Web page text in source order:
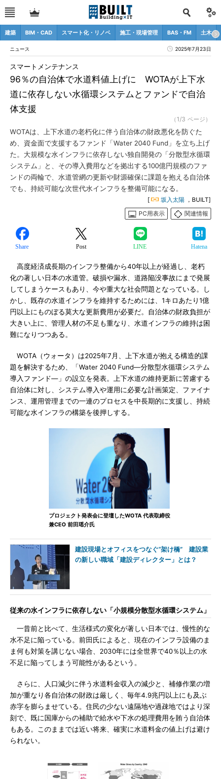
建築 BIM・CAD スマート化・リノベ 施工・現場管理 BAS・FM 土木
ニュース 2025年7月23日
96％の自治体で水道料値上げに WOTAが上下水
道に依存しない水循環システムとファンドで自治
体支援
スマートメンテナンス
（1/3 ページ）
WOTAは、上下水道の老朽化に伴う自治体の財政悪化を防ぐた
め、資金面で支援するファンド「Water 2040 Fund」を立ち上げ
た。大規模な水インフラに依存しない独自開発の「分散型水循環
システム」と、その導入費用などを拠出する100億円規模のファ
ンドの両輪で、水道管網の更新や財源確保に課題を抱える自治体
でも、持続可能な次世代水インフラを整備可能になる。
[ 坂入太陽 ，BUILT]
PC用表示
関連情報
Share Post LINE Hatena
高度経済成長期のインフラ整備から40年以上が経過し、老朽
化の著しい日本の水道管。破損や漏水、道路陥没事故にまで発展
してしまうケースもあり、今や重大な社会問題となっている。し
かし、既存の水道インフラを維持するためには、1キロあたり1億
円以上にものぼる莫大な更新費用が必要だ。自治体の財政負担が
大きい上に、管理人材の不足も重なり、水道インフラの維持は困
難になりつつある。
WOTA（ウォータ）は2025年7月、上下水道が抱える構造的課
題を解決するため、「Water 2040 Fund―分散型水循環システム
導入ファンド―」の設立を発表。上下水道の維持更新に苦慮する
自治体に対し、システム導入や運用に必要な計画策定、ファイナ
ンス、運用管理までの一連のプロセスを中長期的に支援し、持続
可能な水インフラの構築を後押しする。
プロジェクト発表会に登壇したWOTA 代表取締役
兼CEO 前田瑶介氏
建設現場とオフィスをつなぐ“架け橋” 建設業
の新しい職域「建設ディレクター」とは？
従来の水インフラに依存しない「小規模分散型水循環システム」
一昔前と比べて、生活様式の変化が著しい日本では、慢性的な
水不足に陥っている。前田氏によると、現在のインフラ設備のま
ま何も対策を講じない場合、2030年には全世界で40％以上の水
不足に陥ってしまう可能性があるという。
さらに、人口減少に伴う水道料金収入の減少と、補修作業の増
加が重なり各自治体の財政は厳しく、毎年4.9兆円以上にも及ぶ
赤字を膨らませている。住民の少ない遠隔地や過疎地ではより深
刻で、既に国庫からの補助で給水や下水の処理費用を賄う自治体
もある。このままでは近い将来、確実に水道料金の値上げは避け
られない。